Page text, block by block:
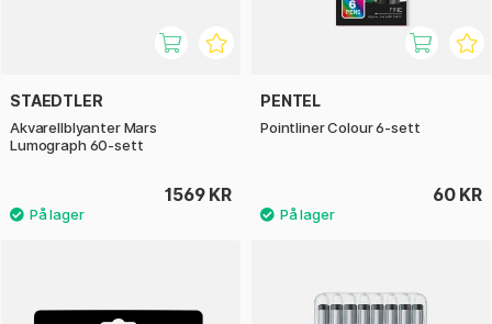
STAEDTLER
Akvarellblyanter Mars
Lumograph 60-sett
1569 KR
PENTEL
Pointliner Colour 6-sett
60 KR